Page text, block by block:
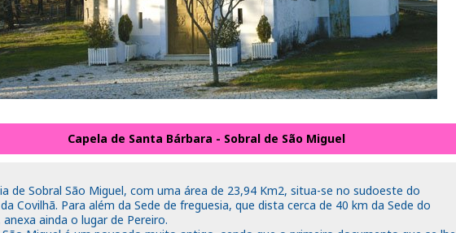
Capela de Santa Bárbara - Sobral de São Miguel
de Sobral São Miguel, com uma área de 23,94 Km2, situa-se no sudoeste do
Covilhã. Para além da Sede de freguesia, que dista cerca de 40 km da Sede do
ainda o lugar de Pereiro.